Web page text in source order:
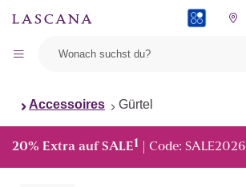
Accessoires Gürtel
20% Extra auf SALE1 | Code: SALE2026